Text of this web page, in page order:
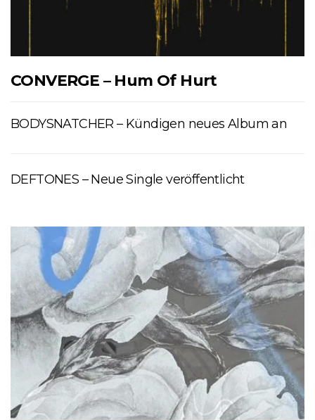
CONVERGE – Hum Of Hurt
BODYSNATCHER – Kündigen neues Album an
DEFTONES – Neue Single veröffentlicht